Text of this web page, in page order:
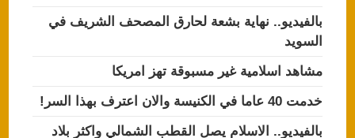
بالفيديو.. نهاية بشعة لحارق المصحف الشريف في
السويد
مشاهد اسلامية غير مسبوقة تهز امريكا
خدمت 40 عاما في الكنيسة والان اعترف بهذا السر!
بالفيديو.. الاسلام يصل القطب الشمالي واكثر بلاد